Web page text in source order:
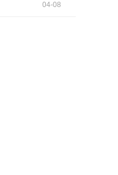
04-08